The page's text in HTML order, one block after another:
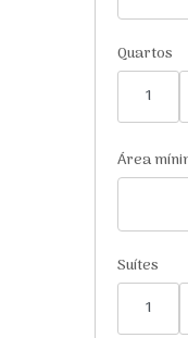
Quartos
1
Área
Suítes
1